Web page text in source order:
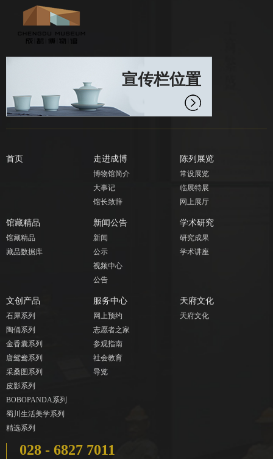
宣传栏位置
首页 走进成博
博物馆简介
大事记
馆长致辞
陈列展览
常设展览
临展特展
网上展厅
馆藏精品
馆藏精品
藏品数据库
新闻公告
新闻
公示
视频中心
公告
学术研究
研究成果
学术讲座
文创产品
石犀系列
陶俑系列
金香囊系列
唐鸳鸯系列
采桑图系列
皮影系列
BOBOPANDA系列
蜀川生活美学系列
精选系列
服务中心
网上预约
志愿者之家
参观指南
社会教育
导览
天府文化
天府文化
028 - 6827 7011